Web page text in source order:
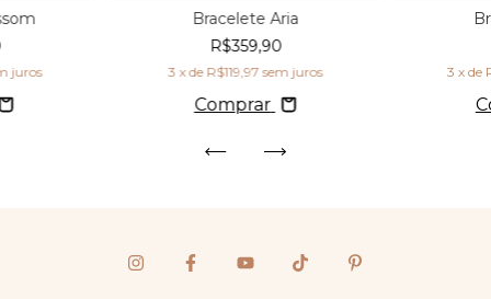
juros
Bracelete Aria
R$359,90
3 x de R$119,97 sem juros
Comprar
3 x de